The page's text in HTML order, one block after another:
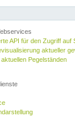
API für den Zugriff auf
aktueller
Pegelständen